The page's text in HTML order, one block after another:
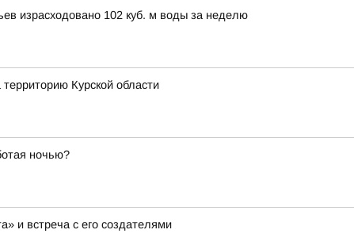
израсходовано 102 куб. м воды за неделю
Курской области
ночью?
и встреча с его создателями